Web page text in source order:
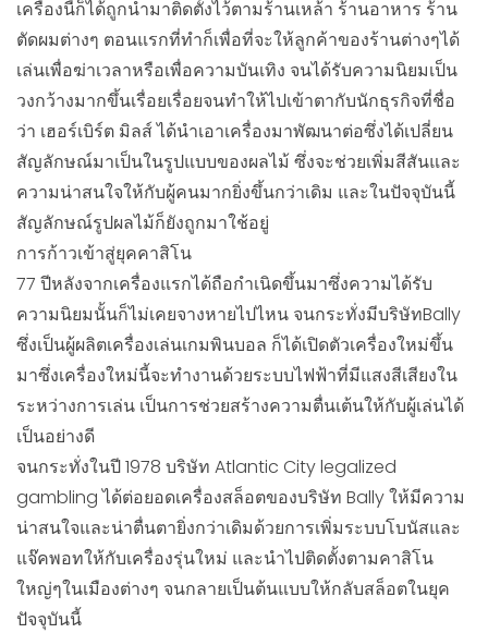
เครื่องนี้ก็ได้ถูกนำมาติดตั้งไว้ตามร้านเหล้า ร้านอาหาร ร้าน
ตัดผมต่างๆ ตอนแรกที่ทำก็เพื่อที่จะให้ลูกค้าของร้านต่างๆได้
เล่นเพื่อฆ่าเวลาหรือเพื่อความบันเทิง จนได้รับความนิยมเป็น
วงกว้างมากขึ้นเรื่อยเรื่อยจนทำให้ไปเข้าตากับนักธุรกิจที่ชื่อ
ว่า เฮอร์เบิร์ต มิลส์ ได้นำเอาเครื่องมาพัฒนาต่อซึ่งได้เปลี่ยน
สัญลักษณ์มาเป็นในรูปแบบของผลไม้ ซึ่งจะช่วยเพิ่มสีสันและ
ความน่าสนใจให้กับผู้คนมากยิ่งขึ้นกว่าเดิม และในปัจจุบันนี้
สัญลักษณ์รูปผลไม้ก็ยังถูกมาใช้อยู่
การก้าวเข้าสู่ยุคคาสิโน
77 ปีหลังจากเครื่องแรกได้ถือกำเนิดขึ้นมาซึ่งความได้รับ
ความนิยมนั้นก็ไม่เคยจางหายไปไหน จนกระทั่งมีบริษัทBally
ซึ่งเป็นผู้ผลิตเครื่องเล่นเกมพินบอล ก็ได้เปิดตัวเครื่องใหม่ขึ้น
มาซึ่งเครื่องใหม่นี้จะทำงานด้วยระบบไฟฟ้าที่มีแสงสีเสียงใน
ระหว่างการเล่น เป็นการช่วยสร้างความตื่นเต้นให้กับผู้เล่นได้
เป็นอย่างดี
จนกระทั่งในปี 1978 บริษัท Atlantic City legalized
gambling ได้ต่อยอดเครื่องสล็อตของบริษัท Bally ให้มีความ
น่าสนใจและน่าตื่นตายิ่งกว่าเดิมด้วยการเพิ่มระบบโบนัสและ
แจ๊คพอทให้กับเครื่องรุ่นใหม่ และนำไปติดตั้งตามคาสิโน
ใหญ่ๆในเมืองต่างๆ จนกลายเป็นต้นแบบให้กลับสล็อตในยุค
ปัจจุบันนี้